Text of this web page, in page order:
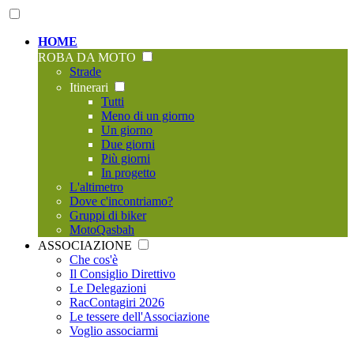
HOME
ROBA DA MOTO
Strade
Itinerari
Tutti
Meno di un giorno
Un giorno
Due giorni
Più giorni
In progetto
L'altimetro
Dove c'incontriamo?
Gruppi di biker
MotoQasbah
ASSOCIAZIONE
Che cos'è
Il Consiglio Direttivo
Le Delegazioni
RacContagiri 2026
Le tessere dell'Associazione
Voglio associarmi